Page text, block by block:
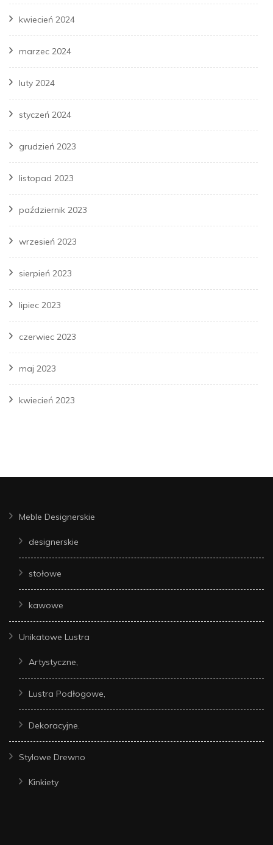
kwiecień 2024
marzec 2024
luty 2024
styczeń 2024
grudzień 2023
listopad 2023
październik 2023
wrzesień 2023
sierpień 2023
lipiec 2023
czerwiec 2023
maj 2023
kwiecień 2023
Meble Designerskie
designerskie
stołowe
kawowe
Unikatowe Lustra
Artystyczne,
Lustra Podłogowe,
Dekoracyjne.
Stylowe Drewno
Kinkiety